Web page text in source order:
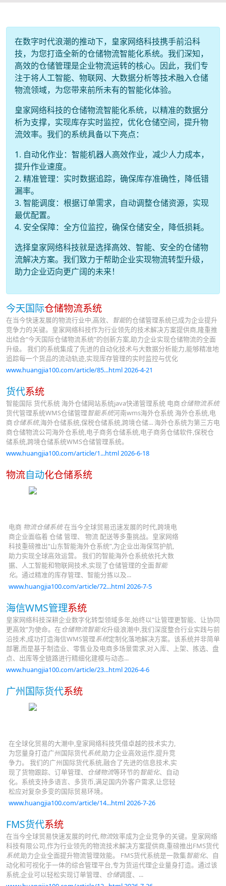
在数字时代浪潮的推动下，皇家网络科技携手前沿科
技，为您打造全新的仓储物流智能化系统。我们深知，
高效的仓储管理是企业物流运转的核心。因此，我们专
注于将人工智能、物联网、大数据分析等技术融入仓储
物流领域，为您带来前所未有的智能化体验。
皇家网络科技的仓储物流智能化系统，以精准的数据分
析为支撑，实现库存实时监控，优化仓储空间，提升物
流效率。我们的系统具备以下亮点：
1. 自动化作业：智能机器人高效作业，减少人力成本，
提升作业速度。
2. 精准管理：实时数据追踪，确保库存准确性，降低错
漏率。
3. 智能调度：根据订单需求，自动调整仓储资源，实现
最优配置。
4. 安全保障：全方位监控，确保仓储安全，降低损耗。
选择皇家网络科技就是选择高效、智能、安全的仓储物
流解决方案。我们致力于帮助企业实现物流转型升级，
助力企业迈向更广阔的未来！
今天国际仓储物流系统
在当今快速发展的物流行业中,高效、 智能的仓储管理系统已成为企业提升
竞争力的关键。皇家网络科技作为行业领先的技术解决方案提供商,隆重推
出结合“今天国际仓储物流系统”的创新方案,助力企业实现仓储物流的全面
升级。 我们的系统集成了先进的自动化技术与大数据分析能力,能够精准地
追踪每一个货品的流动轨迹,实现库存管理的实时监控与优化
www.huangjia100.com/article/85...html 2026-4-21
货代系统
智能国际 货代系统 海外仓储网站系统java快递管理系统 电商仓储物流系统
货代管理系统WMS仓储管理智能系统河南wms海外仓系统 海外仓系统,电
商仓储系统,海外仓储系统,保税仓储系统,跨境仓储... 海外仓系统为第三方电
商仓储物流公司海外仓系统,电子商务仓储系统,电子商务仓储软件,保税仓
储系统,跨境仓储系统WMS仓储管理系统。
www.huangjia100.com/article/1...html 2026-6-18
物流自动化仓储系统
电商 物流仓储系统在当今全球贸易迅速发展的时代,跨境电
商企业面临着 仓储 管理、 物流 配送等多重挑战。皇家网络
科技重磅推出“山东智能海外仓系统”,为企业出海保驾护航,
助力实现全球高效运营。 我们的智能海外仓系统依托大数
据、人工智能和物联网技术,实现了仓储管理的全面智能
化。通过精准的库存管理、智能分拣以及...
www.huangjia100.com/article/72...html 2026-7-5
海信WMS管理系统
皇家网络科技深耕企业数字化转型领域多年,始终以“让管理更智能、让协同
更高效”为使命。在仓储物流智能化升级浪潮中,我们深度整合行业实践与前
沿技术,成功打造海信WMS管理系统定制化落地解决方案。该系统并非简单
部署,而是基于制造业、零售业及电商多场景需求,对入库、上架、拣选、盘
点、出库等全链路进行精细化建模与动态...
www.huangjia100.com/article/23...html 2026-4-6
广州国际货代系统
在全球化贸易的大潮中,皇家网络科技凭借卓越的技术实力,
为您量身打造广州国际货代系统,助力企业高效运作,提升竞
争力。 我们的广州国际货代系统,融合了先进的信息技术,实
现了货物跟踪、订单管理、
仓储物流等环节的智能化、自动
化。系统支持多语言、多货币,满足国内外客户需求,让您轻
松应对复杂多变的国际贸易环境。
www.huangjia100.com/article/14...html 2026-7-26
FMS货代系统
在当今全球贸易快速发展的时代,物流效率成为企业竞争的关键。皇家网络
科技有限公司,作为行业领先的物流技术解决方案提供商,重磅推出FMS货代
系统,助力企业全面提升物流管理效能。 FMS货代系统是一款集智能化、自
动化和可视化于一体的综合管理平台,专为货运代理企业量身打造。通过该
系统,企业可以轻松实现订单管理、
仓储调度、...